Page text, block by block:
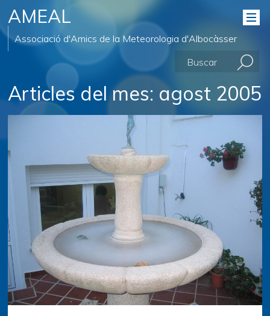
AMEAL
Associació d'Amics de la Meteorologia d'Albocàsser
Articles del mes: agost 2005